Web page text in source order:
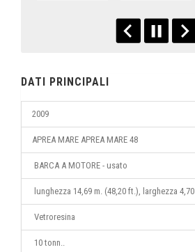
DATI PRINCIPALI
2009
APREA MARE APREA MARE 48
BARCA A MOTORE - usato
lunghezza 14,69 m. (48,20 ft.), larghezza 4,70
Vetroresina
10 tonn..